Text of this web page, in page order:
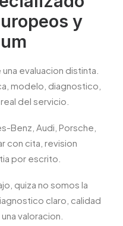
y
evaluacion distinta.
modelo, diagnostico,
del servicio.
Benz, Audi, Porsche,
con cita, revision
por escrito.
quiza no somos la
claro, calidad
valoracion.